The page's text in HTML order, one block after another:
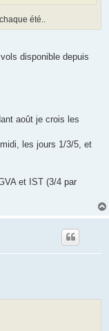
été..
disponible depuis
août je crois les
les jours 1/3/5, et
et IST (3/4 par